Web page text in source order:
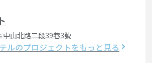
中山北路二段39巷3號
ルのプロジェクトをもっと見る